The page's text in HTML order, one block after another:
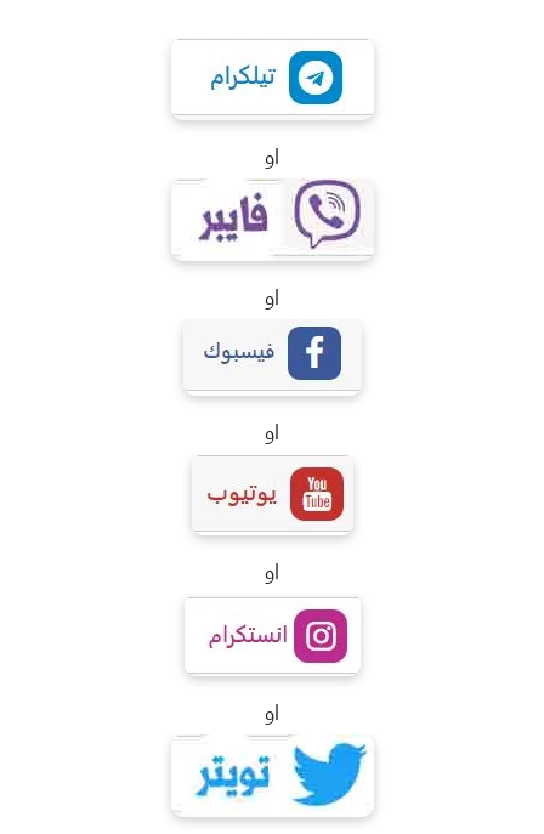
او
او
او
او
او